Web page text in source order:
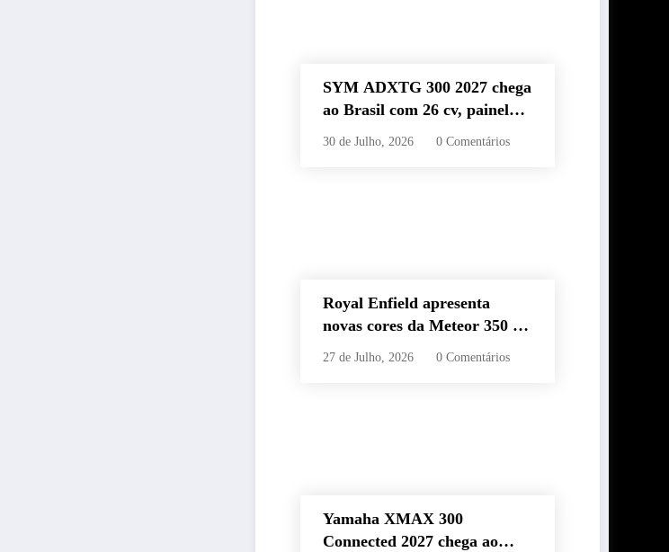
SYM ADXTG 300 2027 chega
ao Brasil com 26 cv, painel
TFT de 7” e preço de R$
30 de Julho, 2026 0 Comentários
Royal Enfield apresenta
novas cores da Meteor 350 e
revela edição especial da
27 de Julho, 2026 0 Comentários
Yamaha XMAX 300
Connected 2027 chega ao